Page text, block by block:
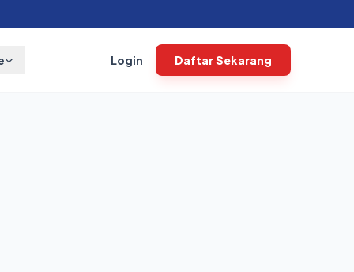
Login Daftar Sekarang